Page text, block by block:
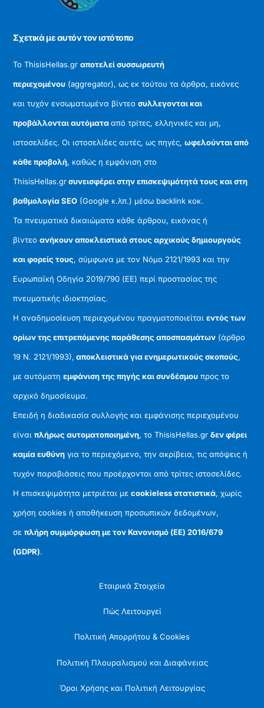
Σχετικά με αυτόν τον ιστότοπο
Το ThisisHellas.grαποτελεί συσσωρευτή
περιεχομένου (aggregator), ως εκ τούτου τα άρθρα, εικόνες
και τυχόν ενσωματωμένα βίντεοσυλλεγονται και
προβάλλονται αυτόματααπό τρίτες, ελληνικές και μη,
ιστοσελίδες. Οι ιστοσελίδες αυτές, ως πηγές,ωφελούνται από
κάθε προβολή, καθώς η εμφάνιση στο
ThisisHellas.grσυνεισφέρει στην επισκεψιμότητά τους και στη
βαθμολογία SEO (Google κ.λπ.) μέσω backlink κοκ.
Τα πνευματικά δικαιώματα κάθε άρθρου, εικόνας ή
βίντεοανήκουν αποκλειστικά στους αρχικούς δημιουργούς
και φορείς τους, σύμφωνα με τον Νόμο 2121/1993 και την
Ευρωπαϊκή Οδηγία 2019/790 (ΕΕ) περί προστασίας της
πνευματικής ιδιοκτησίας.
Η αναδημοσίευση περιεχομένου πραγματοποιείταιεντός των
ορίων της επιτρεπόμενης παράθεσης αποσπασμάτων (άρθρο
19 Ν. 2121/1993), αποκλειστικά για ενημερωτικούς σκοπούς,
με αυτόματηεμφάνιση της πηγής και συνδέσμου προς το
αρχικό δημοσίευμα.
Επειδή η διαδικασία συλλογής και εμφάνισης περιεχομένου
είναιπλήρως αυτοματοποιημένη, το ThisisHellas.grδεν φέρει
καμία ευθύνη για το περιεχόμενο, την ακρίβεια, τις απόψεις ή
τυχόν παραβιάσεις που προέρχονται από τρίτες ιστοσελίδες.
Η επισκεψιμότητα μετριέται μεcookieless στατιστικά, χωρίς
χρήση cookies ή αποθήκευση προσωπικών δεδομένων,
σεπλήρη συμμόρφωση με τον Κανονισμό (ΕΕ) 2016/679
(GDPR).
Εταιρικά Στοιχεία
Πώς Λειτουργεί
Πολιτική Απορρήτου & Cookies
Πολιτική Πλουραλισμού και Διαφάνειας
Όροι Χρήσης και Πολιτική Λειτουργίας